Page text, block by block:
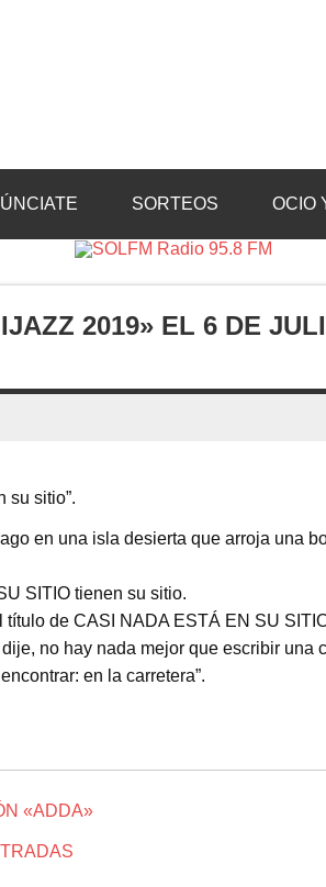
SORTEOS OCIO
2019» EL 6 DE
su sitio”.
en una isla desierta que arroja una
SITIO tienen su sitio.
de CASI NADA ESTÁ EN SU
no hay nada mejor que escribir una
en la carretera”.
«ADDA»